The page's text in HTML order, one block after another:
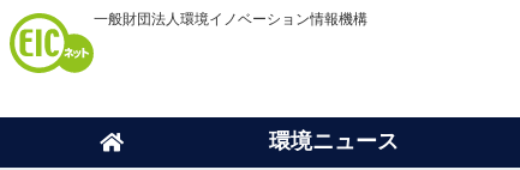
一般財団法人環境イノベーション情報機構
環境ニュース